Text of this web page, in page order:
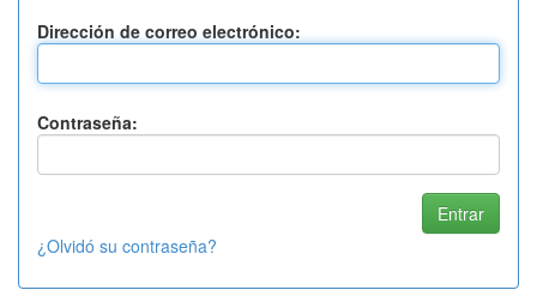
Dirección de correo electrónico:
Contraseña:
¿Olvidó su contraseña?